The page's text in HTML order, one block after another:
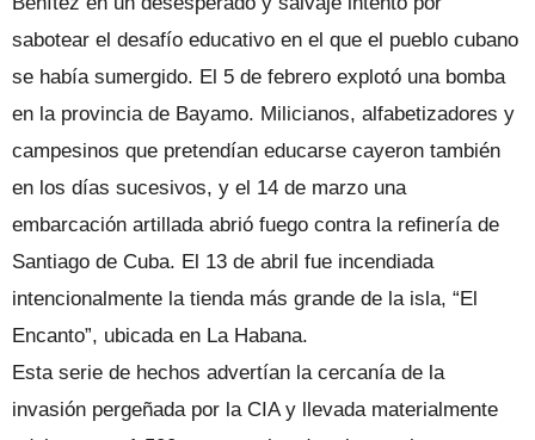
sabotear el desafío educativo en el que el pueblo cubano
se había sumergido. El 5 de febrero explotó una bomba
en la provincia de Bayamo. Milicianos, alfabetizadores y
campesinos que pretendían educarse cayeron también
en los días sucesivos, y el 14 de marzo una
embarcación artillada abrió fuego contra la refinería de
Santiago de Cuba. El 13 de abril fue incendiada
intencionalmente la tienda más grande de la isla, “El
Encanto”, ubicada en La Habana.
Esta serie de hechos advertían la cercanía de la
invasión pergeñada por la CIA y llevada materialmente